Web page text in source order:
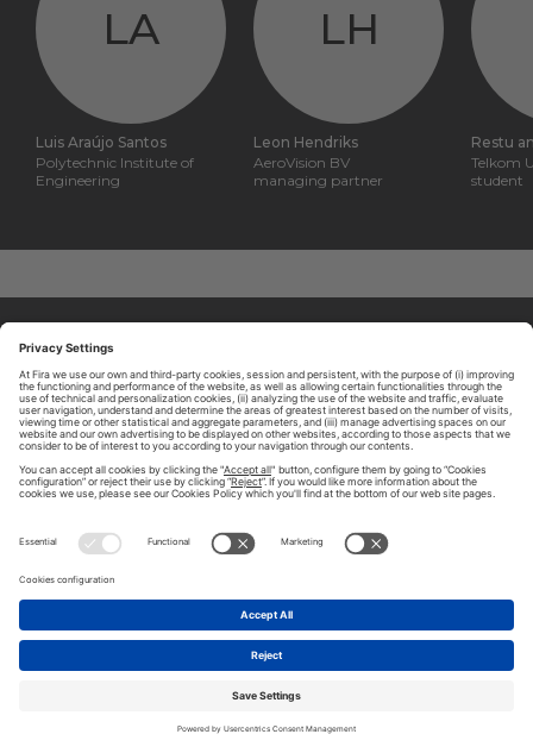
LA
Luis Araújo Santos
Polytechnic Institute of
Engineering
LH
Leon Hendriks
AeroVision BV
managing partner
Restu
Telkom
student
CONTACT US
LEGAL NOTICE